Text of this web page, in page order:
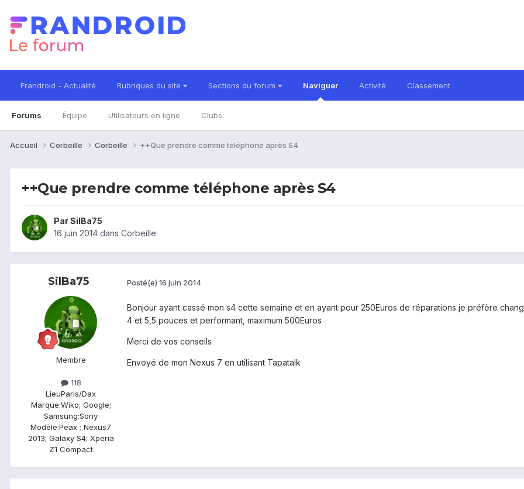
Frandroid - Actualité Rubriques du site Sections du forum Naviguer
Forums Équipe Utilisateurs en ligne Clubs
Activité Classement
Accueil Corbeille Corbeille ++Que prendre comme téléphone après S4
++Que prendre comme téléphone après S4
ParSilBa75
16 juin 2014 dans Corbeille
SilBa75
Membre
118
LieuParis/Dax
Marque:Wiko; Google;
Samsung;Sony
Modèle:Peax ; Nexus7
2013; Galaxy S4; Xperia
Z1 Compact
Posté(e) 16 juin 2014
Bonjour ayant cassé mon s4 cette semaine et en ayant pour 250Euros de réparations je préfère
4 et 5,5 pouces et performant, maximum 500Euros
Merci de vos conseils
Envoyé de mon Nexus 7 en utilisant Tapatalk